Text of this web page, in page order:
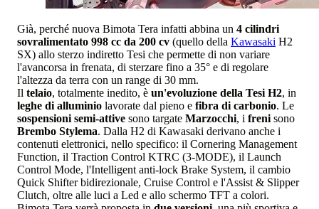
Già, perché nuova Bimota Tera infatti abbina un 4 cilindri
sovralimentato 998 cc da 200 cv (quello della Kawasaki H2
SX) allo sterzo indiretto Tesi che permette di non variare
l'avancorsa in frenata, di sterzare fino a 35° e di regolare
l'altezza da terra con un range di 30 mm.
Il telaio, totalmente inedito, è un'evoluzione della Tesi H2, in
leghe di alluminio lavorate dal pieno e fibra di carbonio. Le
sospensioni semi-attive sono targate Marzocchi, i freni sono
Brembo Stylema. Dalla H2 di Kawasaki derivano anche i
contenuti elettronici, nello specifico: il Cornering Management
Function, il Traction Control KTRC (3-MODE), il Launch
Control Mode, l'Intelligent anti-lock Brake System, il cambio
Quick Shifter bidirezionale, Cruise Control e l'Assist & Slipper
Clutch, oltre alle luci a Led e allo schermo TFT a colori.